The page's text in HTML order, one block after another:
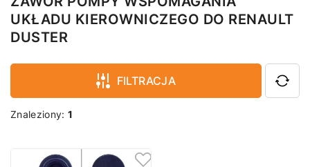
UKŁADU KIEROWNICZEGO DO RENAULT
DUSTER
FILTRACJA
Znaleziony:1